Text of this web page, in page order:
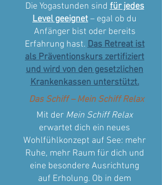
Die Yogastunden sind für jedes
Level geeignet– egal ob du
Anfänger bist oder bereits
Erfahrung hast. Das Retreat ist
als Präventionskurs zertifiziert
und wird von den gesetzlichen
Krankenkassen unterstützt.
Das Schiff – Mein Schiff Relax
Mit der Mein Schiff Relax
erwartet dich ein neues
Wohlfühlkonzept auf See: mehr
Ruhe, mehr Raum für dich und
eine besondere Ausrichtung
auf Erholung. Ob in dem